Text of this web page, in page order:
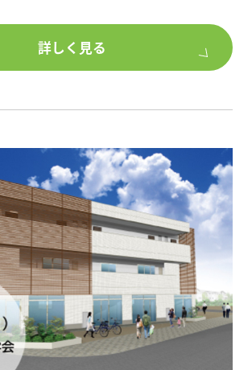
越谷市 越谷レイクタウン駅徒歩9
建築、土地活用にご興味のある方
建築をご検討ください。
さいたま市岩槻区美園東2-14-25
造2階建て
事務所
地を活かした店舗の建築
車台数確保
見れるのは今だけです!
じっくりご覧ください。
すので、事前に以下のURLからお申
詳しく見る